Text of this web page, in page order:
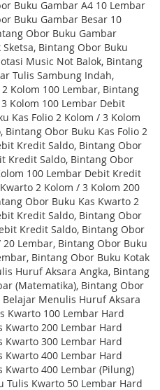
Buku Gambar A4 10 Lembar
Buku Gambar Besar 10
Obor Buku Gambar
Bintang Obor Buku
Music Not Balok, Bintang
Tulis Sambung Indah,
Kolom 100 Lembar, Bintang
Kolom 100 Lembar Debit
Kas Folio 2 Kolom / 3 Kolom
Obor Buku Kas Folio 2
Kredit Saldo, Bintang Obor
Kredit Saldo, Bintang Obor
100 Lembar Debit Kredit
2 Kolom / 3 Kolom 200
Obor Buku Kas Kwarto 2
Kredit Saldo, Bintang Obor
Kredit Saldo, Bintang Obor
Lembar, Bintang Obor Buku
Bintang Obor Buku Kotak
Huruf Aksara Angka, Bintang
(Matematika), Bintang Obor
Belajar Menulis Huruf Aksara
Kwarto 100 Lembar Hard
Kwarto 200 Lembar Hard
Kwarto 300 Lembar Hard
Kwarto 400 Lembar Hard
Kwarto 400 Lembar (Pilung)
Tulis Kwarto 50 Lembar Hard